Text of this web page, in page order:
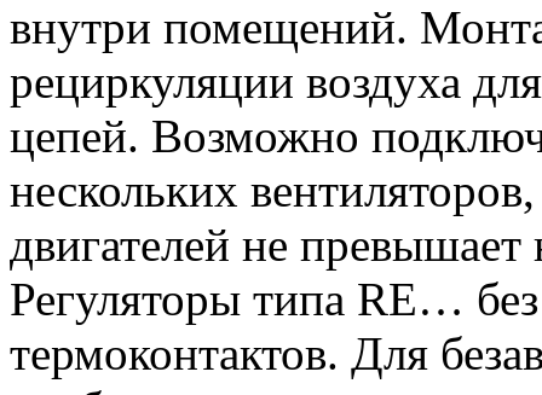
внутри помещений.
рециркуляции воздуха
цепей. Возможно
нескольких
двигателей не
Регуляторы типа RE…
термоконтактов. Для